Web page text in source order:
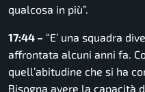
qualcosa in più”.
17:44 – “E’ una squadra
affrontata alcuni anni fa.
quell’abitudine che si ha
Bisogna avere la capacità